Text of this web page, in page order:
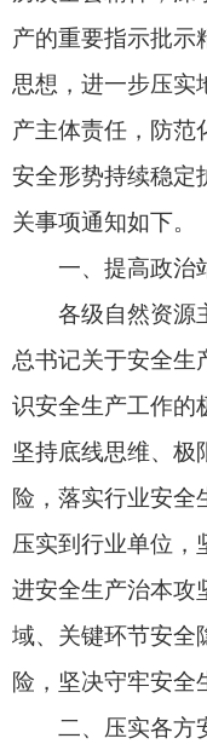
各级自然资源主管
识安全生产工作的极
坚持底线思维、极限
险，落实行业安全生产
压实到行业单位，坚决
进安全生产治本攻坚
险，坚决守牢安全生
二、压实各方安
施落实到位
地质勘查和测绘
安全生产第一责任人
民共和国安全生产法
源部安全生产管理工
求，建立健全全员安
任人员、责任范围和激
压实到各个环节、具